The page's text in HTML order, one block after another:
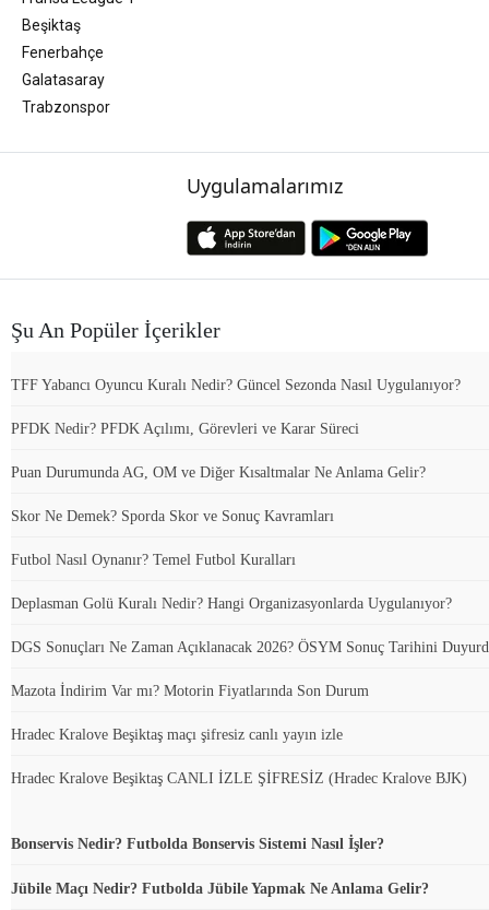
Beşiktaş
Fenerbahçe
Galatasaray
Trabzonspor
Uygulamalarımız
Şu An Popüler İçerikler
TFF Yabancı Oyuncu Kuralı Nedir? Güncel Sezonda Nasıl Uygulanıyor?
PFDK Nedir? PFDK Açılımı, Görevleri ve Karar Süreci
Puan Durumunda AG, OM ve Diğer Kısaltmalar Ne Anlama Gelir?
Skor Ne Demek? Sporda Skor ve Sonuç Kavramları
Futbol Nasıl Oynanır? Temel Futbol Kuralları
Deplasman Golü Kuralı Nedir? Hangi Organizasyonlarda Uygulanıyor?
DGS Sonuçları Ne Zaman Açıklanacak 2026? ÖSYM Sonuç Tarihini
Mazota İndirim Var mı? Motorin Fiyatlarında Son Durum
Hradec Kralove Beşiktaş maçı şifresiz canlı yayın izle
Hradec Kralove Beşiktaş CANLI İZLE ŞİFRESİZ (Hradec Kralove BJK)
Bonservis Nedir? Futbolda Bonservis Sistemi Nasıl İşler?
Jübile Maçı Nedir? Futbolda Jübile Yapmak Ne Anlama Gelir?